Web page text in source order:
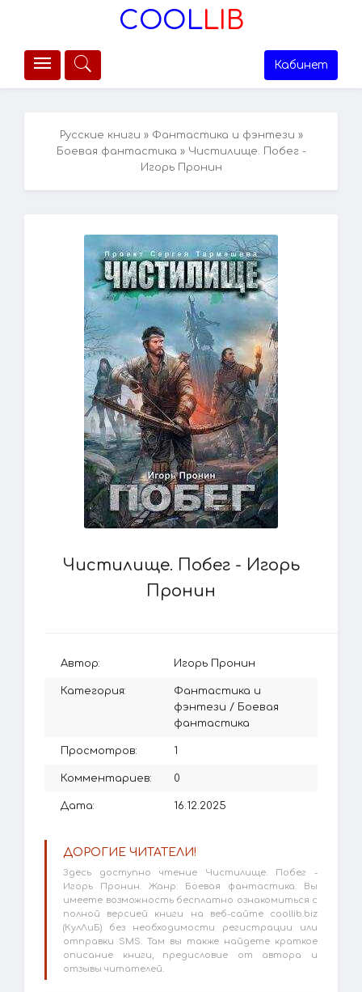
COOLLIB
Кабинет
Русские книги » Фантастика и фэнтези »
Боевая фантастика » Чистилище. Побег -
Игорь Пронин
Чистилище. Побег - Игорь
Пронин
Автор: Игорь Пронин
Категория:
Фантастика и
фэнтези / Боевая
фантастика
Просмотров: 1
Комментариев: 0
Дата: 16.12.2025
ДОРОГИЕ ЧИТАТЕЛИ!
Здесь доступно чтение Чистилище. Побег -
Игорь Пронин. Жанр: Боевая фантастика. Вы
имеете возможность бесплатно ознакомиться с
полной версией книги на веб-сайте coollib.biz
(КулЛиБ) без необходимости регистрации или
отправки SMS. Там вы также найдете краткое
описание книги, предисловие от автора и
отзывы читателей.